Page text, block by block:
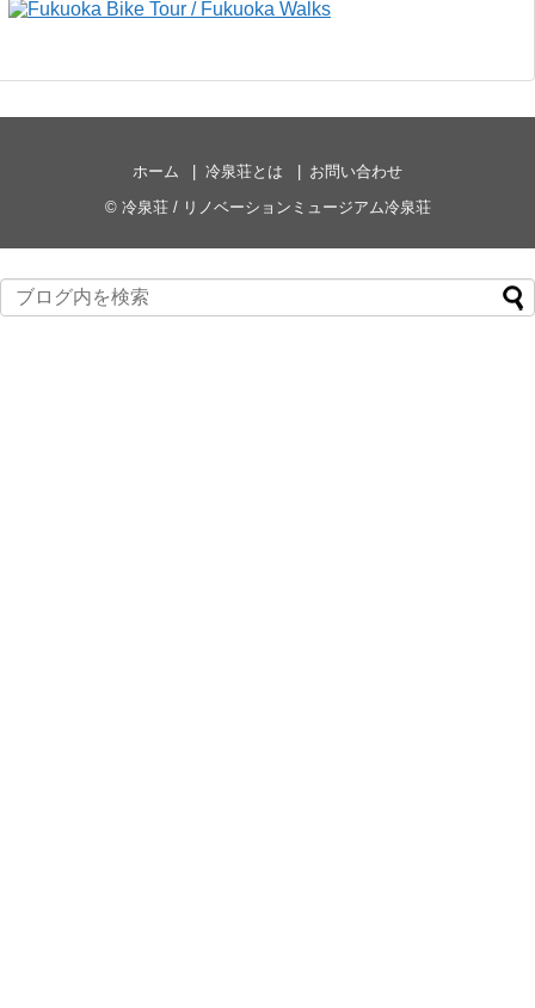
ホーム 冷泉荘とは
お問い合わせ
© 冷泉荘 / リノベーションミュージアム冷泉荘